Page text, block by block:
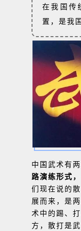
在我国传
置，是我
中国武术有
路演练形式
们现在说的
展而来，是
术中的踢、
方，散打是